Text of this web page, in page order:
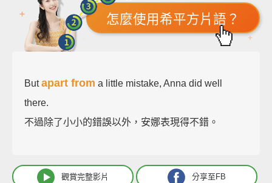
怎麼使用希平方片語？
Butapart from a little mistake, Anna did well
there.
不過除了小小的錯誤以外，安娜表現得不錯。
觀賞完整影片 分享至FB